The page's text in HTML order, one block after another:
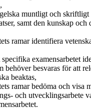
muntligt och
samt den kunskap
ramar identifiera
examensarbetet
behöver besvaras för att
beaktas,
ramar bedöma och visa
och utvecklingsarbete